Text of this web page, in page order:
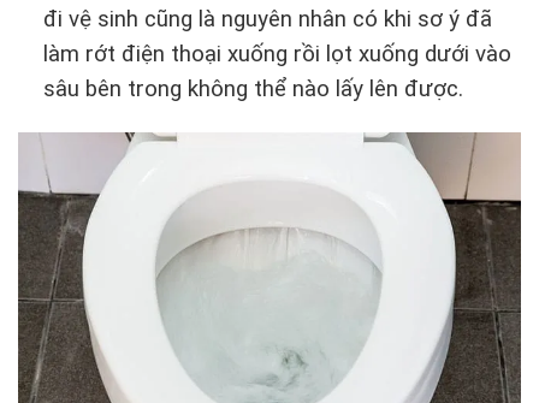
đi vệ sinh cũng là nguyên nhân có khi sơ ý đã
làm rớt điện thoại xuống rồi lọt xuống dưới vào
sâu bên trong không thể nào lấy lên được.